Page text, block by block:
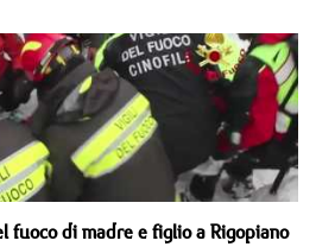
fuoco di madre e figlio a Rigopiano